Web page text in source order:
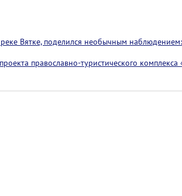
Вятке, поделился необычным
православно-туристического